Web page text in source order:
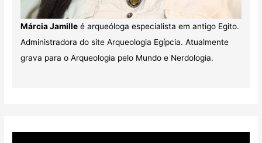
Márcia Jamilleé arqueóloga especialista em antigo Egito.
Administradora do site Arqueologia Egípcia. Atualmente
grava para o Arqueologia pelo Mundo e Nerdologia.